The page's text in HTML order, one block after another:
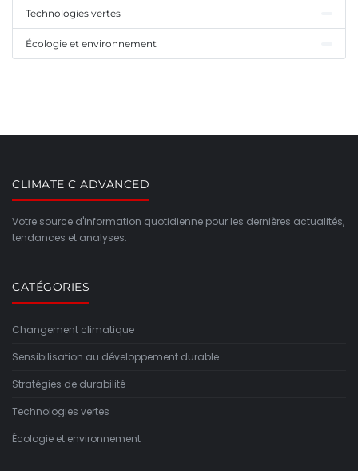
Technologies vertes
Écologie et environnement
CLIMATE C ADVANCED
Votre source d'information quotidienne pour les dernières actualités,
tendances et analyses.
CATÉGORIES
Changement climatique
Sensibilisation au développement durable
Stratégies de durabilité
Technologies vertes
Écologie et environnement